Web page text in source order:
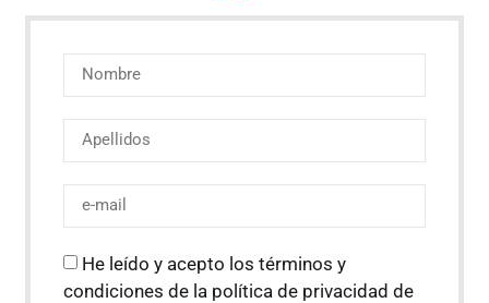
He leído y acepto los términos y
condiciones de la política de privacidad de